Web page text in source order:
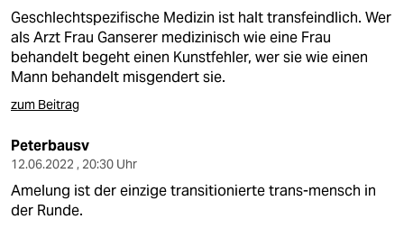
Geschlechtspezifische Medizin ist halt transfeindlich. Wer
als Arzt Frau Ganserer medizinisch wie eine Frau
behandelt begeht einen Kunstfehler, wer sie wie einen
Mann behandelt misgendert sie.
zum Beitrag
Peterbausv
12.06.2022 , 20:30 Uhr
Amelung ist der einzige transitionierte trans-mensch in
der Runde.